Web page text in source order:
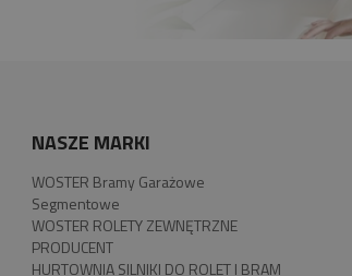
NASZE MARKI
WOSTER Bramy Garażowe
Segmentowe
WOSTER ROLETY ZEWNĘTRZNE
PRODUCENT
HURTOWNIA SILNIKI DO ROLET I BRAM